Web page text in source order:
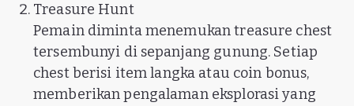
Treasure Hunt
Pemain diminta menemukan treasure chest
tersembunyi di sepanjang gunung. Setiap
chest berisi item langka atau coin bonus,
memberikan pengalaman eksplorasi yang